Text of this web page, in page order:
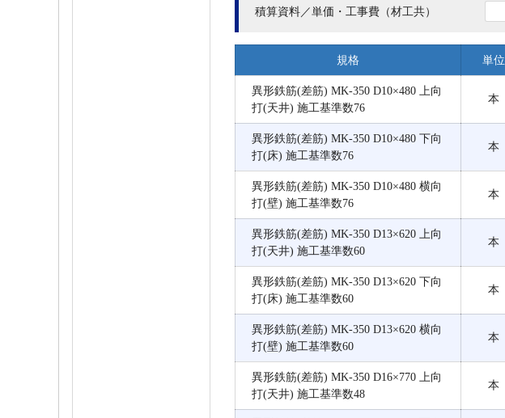
積算資料／単価・工事費（材工共）
規格 単位
異形鉄筋(差筋) MK-350 D10×480 上向
打(天井) 施工基準数76
本
異形鉄筋(差筋) MK-350 D10×480 下向
打(床) 施工基準数76
本
異形鉄筋(差筋) MK-350 D10×480 横向
打(壁) 施工基準数76
本
異形鉄筋(差筋) MK-350 D13×620 上向
打(天井) 施工基準数60
本
異形鉄筋(差筋) MK-350 D13×620 下向
打(床) 施工基準数60
本
異形鉄筋(差筋) MK-350 D13×620 横向
打(壁) 施工基準数60
本
異形鉄筋(差筋) MK-350 D16×770 上向
打(天井) 施工基準数48
本